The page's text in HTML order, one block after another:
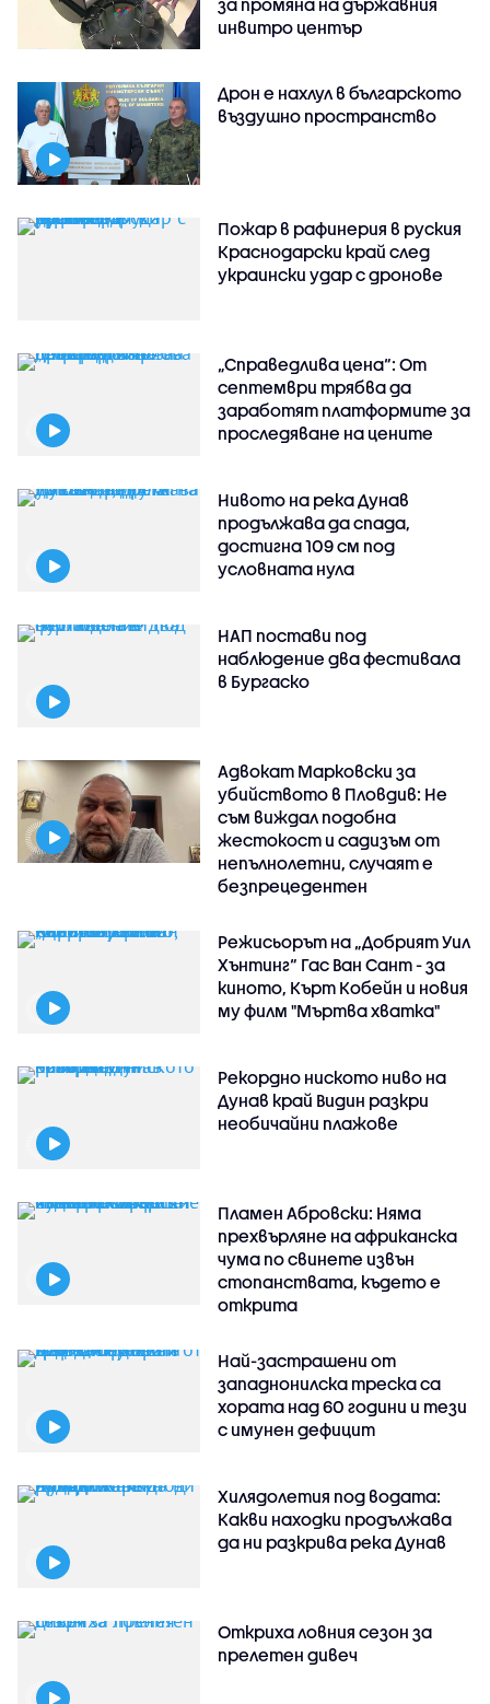
инвитро център
Дрон е нахлул в българското
въздушно пространство
Пожар в рафинерия в руския
Краснодарски край след
украински удар с дронове
„Справедлива цена“: От
септември трябва да
заработят платформите за
проследяване на цените
Нивото на река Дунав
продължава да спада,
достигна 109 см под
условната нула
НАП постави под
наблюдение два фестивала
в Бургаско
Адвокат Марковски за
убийството в Пловдив: Не
съм виждал подобна
жестокост и садизъм от
непълнолетни, случаят е
безпрецедентен
Режисьорът на „Добрият Уил
Хънтинг“ Гас Ван Сант - за
киното, Кърт Кобейн и новия
му филм "Мъртва хватка"
Рекордно ниското ниво на
Дунав край Видин разкри
необичайни плажове
Пламен Абровски: Няма
прехвърляне на африканска
чума по свинете извън
стопанствата, където е
открита
Най-застрашени от
западнонилска треска са
хората над 60 години и тези
с имунен дефицит
Хилядолетия под водата:
Какви находки продължава
да ни разкрива река Дунав
Откриха ловния сезон за
прелетен дивеч